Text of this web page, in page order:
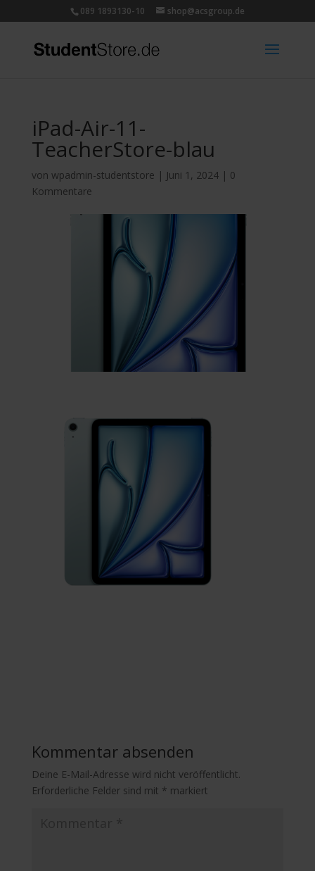
089 1893130-10 shop@acsgroup.de
iPad-Air-11-
TeacherStore-blau
von wpadmin-studentstore | Juni 1, 2024| 0
Kommentare
Kommentar absenden
Deine E-Mail-Adresse wird nicht veröffentlicht.
Erforderliche Felder sind mit * markiert